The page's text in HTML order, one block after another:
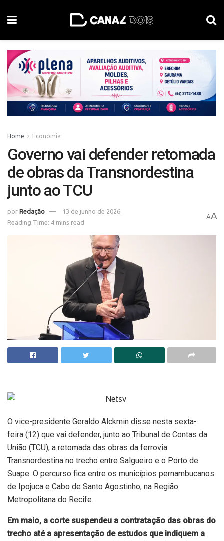
Home Economia
Governo vai defender retomada
de obras da Transnordestina
junto ao TCU
por Redação
13 de junho de 2026
Reading Time: 4 mins read
AA
O vice-presidente Geraldo Alckmin disse nesta sexta-
feira (12) que vai defender, junto ao Tribunal de Contas da
União (TCU), a retomada das obras da ferrovia
Transnordestina no trecho entre Salgueiro e o Porto de
Suape. O percurso fica entre os municípios pernambucanos
de Ipojuca e Cabo de Santo Agostinho, na Região
Metropolitana do Recife.
Em maio, a corte suspendeu a contratação das obras do
trecho até a apresentação de estudos que indiquem a